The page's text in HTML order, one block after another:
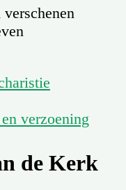
verzoening
de Kerk